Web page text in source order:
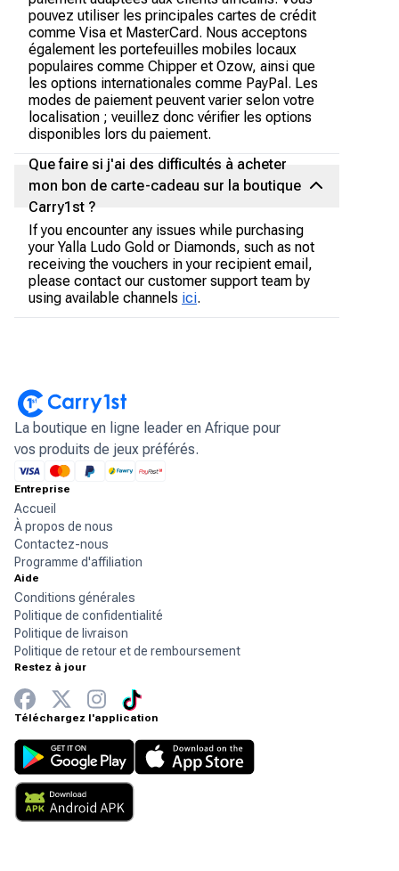
pouvez utiliser les principales cartes de crédit
comme Visa et MasterCard. Nous acceptons
également les portefeuilles mobiles locaux
populaires comme Chipper et Ozow, ainsi que
les options internationales comme PayPal. Les
modes de paiement peuvent varier selon votre
localisation ; veuillez donc vérifier les options
disponibles lors du paiement.
Que faire si j'ai des difficultés à acheter
mon bon de carte-cadeau sur la boutique
Carry1st ?
If you encounter any issues while purchasing
your Yalla Ludo Gold or Diamonds, such as not
receiving the vouchers in your recipient email,
please contact our customer support team by
using available channels ici.
La boutique en ligne leader en Afrique pour
vos produits de jeux préférés.
Entreprise
Accueil
À propos de nous
Contactez-nous
Programme d'affiliation
Aide
Conditions générales
Politique de confidentialité
Politique de livraison
Politique de retour et de remboursement
Restez à jour
Téléchargez l'application